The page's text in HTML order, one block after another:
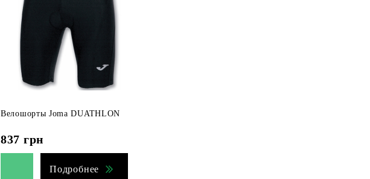
Велошорты Joma DUATHLON
837 грн
Подробнее